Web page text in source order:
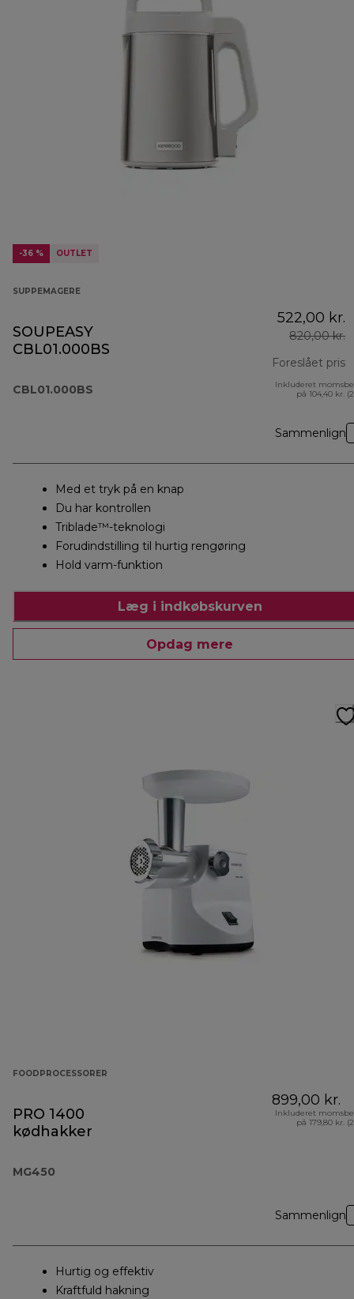
-36 % OUTLET
SUPPEMAGERE
SOUPEASY
CBL01.000BS
CBL01.000BS
522,00 kr.
820,00 kr.
Foreslået pris
Inkluderet
på 104,40 kr.
Sammenlign
Med et tryk på en knap
Du har kontrollen
Triblade™-teknologi
Forudindstilling til hurtig rengøring
Hold varm-funktion
Læg i indkøbskurven
Opdag mere
FOODPROCESSORER
PRO 1400
kødhakker
MG450
899,00 kr.
Inkluderet
på 179,80 kr.
Sammenlign
Hurtig og effektiv
Kraftfuld hakning